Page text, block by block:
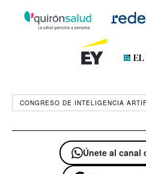
CONGRESO DE INTELIGENCIA
Únete al canal